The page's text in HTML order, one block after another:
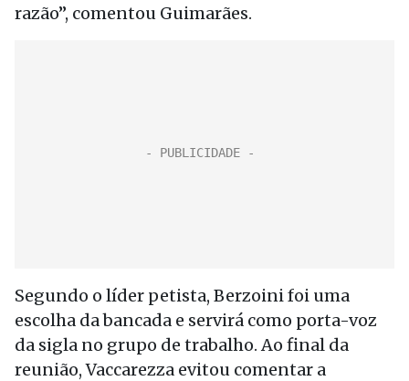
razão”, comentou Guimarães.
Segundo o líder petista, Berzoini foi uma
escolha da bancada e servirá como porta-voz
da sigla no grupo de trabalho. Ao final da
reunião, Vaccarezza evitou comentar a